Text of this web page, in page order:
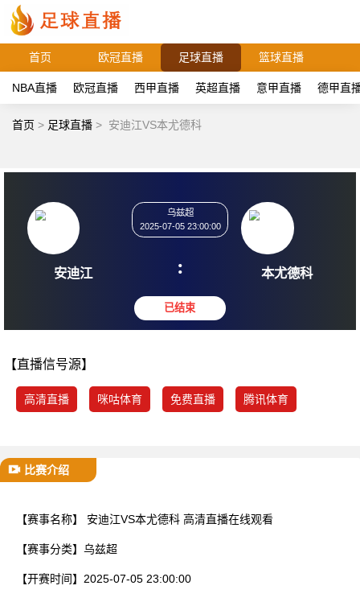
首页 欧冠直播 足球直播 篮球直播
NBA直播 欧冠直播 西甲直播 英超直播 意甲直播 德甲直
首页 > 足球直播 > 安迪江VS本尤德科
安迪江
2025-07-05 23:00:00
: 本尤
【直播信号源】
高清直播 咪咕体育 免费直播 腾讯体育
比赛介绍
【赛事名称】 安迪江VS本尤德科 高清直播在线观看
【赛事分类】 乌兹超
【开赛时间】 2025-07-05 23:00:00